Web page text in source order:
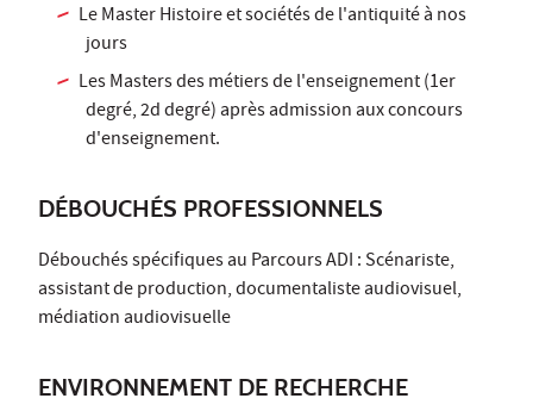
Le Master Histoire et sociétés de l'antiquité à nos
jours
Les Masters des métiers de l'enseignement (1er
degré, 2d degré) après admission aux concours
d'enseignement.
DÉBOUCHÉS PROFESSIONNELS
Débouchés spécifiques au Parcours ADI : Scénariste,
assistant de production, documentaliste audiovisuel,
médiation audiovisuelle
ENVIRONNEMENT DE RECHERCHE